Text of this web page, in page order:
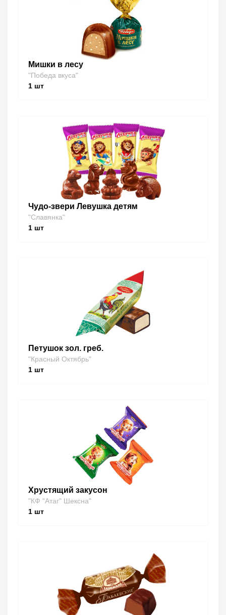
Мишки в лесу
"Победа вкуса"
1 шт
Чудо-звери Левушка детям
"Славянка"
1 шт
Петушок зол. греб.
"Красный Октябрь"
1 шт
Хрустящий закусон
"КФ "Атаг" Шексна"
1 шт